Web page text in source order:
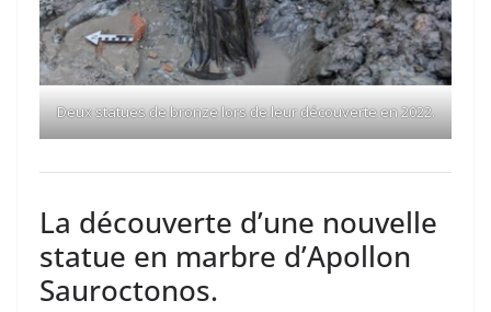
Deux statues de bronze lors de leur découverte en 2022.
La découverte d’une nouvelle
statue en marbre d’Apollon
Sauroctonos.